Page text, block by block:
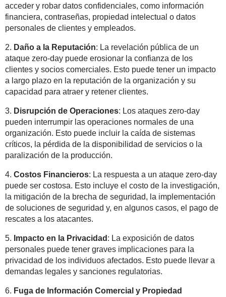
acceder y robar datos confidenciales, como información
financiera, contraseñas, propiedad intelectual o datos
personales de clientes y empleados.
2. Daño a la Reputación: La revelación pública de un
ataque zero-day puede erosionar la confianza de los
clientes y socios comerciales. Esto puede tener un impacto
a largo plazo en la reputación de la organización y su
capacidad para atraer y retener clientes.
3. Disrupción de Operaciones: Los ataques zero-day
pueden interrumpir las operaciones normales de una
organización. Esto puede incluir la caída de sistemas
críticos, la pérdida de la disponibilidad de servicios o la
paralización de la producción.
4. Costos Financieros: La respuesta a un ataque zero-day
puede ser costosa. Esto incluye el costo de la investigación,
la mitigación de la brecha de seguridad, la implementación
de soluciones de seguridad y, en algunos casos, el pago de
rescates a los atacantes.
5. Impacto en la Privacidad : La exposición de datos
personales puede tener graves implicaciones para la
privacidad de los individuos afectados. Esto puede llevar a
demandas legales y sanciones regulatorias.
6. Fuga de Información Comercial y Propiedad